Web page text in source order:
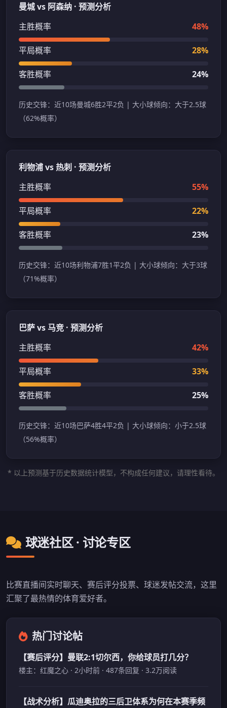
曼城 vs 阿森纳 · 预测分析
主胜概率
48%
平局概率 28%
客胜概率 24%
历史交锋：近10场曼城6胜2平2负 | 大小球倾向：大于2.5球
（62%概率）
利物浦 vs 热刺 · 预测分析
主胜概率
55%
平局概率 22%
客胜概率 23%
历史交锋：近10场利物浦7胜1平2负 | 大小球倾向：大于3球
（71%概率）
巴萨 vs 马竞 · 预测分析
主胜概率
42%
平局概率 33%
客胜概率 25%
历史交锋：近10场巴萨4胜4平2负 | 大小球倾向：小于2.5球
（56%概率）
* 以上预测基于历史数据统计模型，不构成任何建议，请理性看待。
球迷社区 · 讨论专区
比赛直播间实时聊天、赛后评分投票、球迷发帖交流，这里
汇聚了最热情的体育爱好者。
热门讨论帖
【赛后评分】曼联2:1切尔西，你给球员打几分？
楼主：红魔之心 · 2小时前 · 487条回复 · 3.2万阅读
【战术分析】瓜迪奥拉的三后卫体系为何在本赛季频